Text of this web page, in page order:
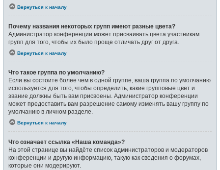
Вернуться к началу
Почему названия некоторых групп имеют разные цвета?
Администратор конференции может присваивать цвета участникам
групп для того, чтобы их было проще отличать друг от друга.
Вернуться к началу
Что такое группа по умолчанию?
Если вы состоите более чем в одной группе, ваша группа по умолчанию
используется для того, чтобы определить, какие групповые цвет и
звание должны быть вам присвоены. Администратор конференции
может предоставить вам разрешение самому изменять вашу группу по
умолчанию в личном разделе.
Вернуться к началу
Что означает ссылка «Наша команда»?
На этой странице вы найдёте список администраторов и модераторов
конференции и другую информацию, такую как сведения о форумах,
которые они модерируют.